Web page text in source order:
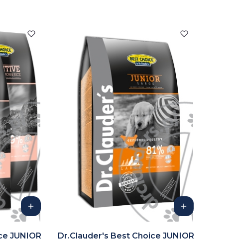
JUNIOR
Dr.Clauder's Best Choice JUNIOR